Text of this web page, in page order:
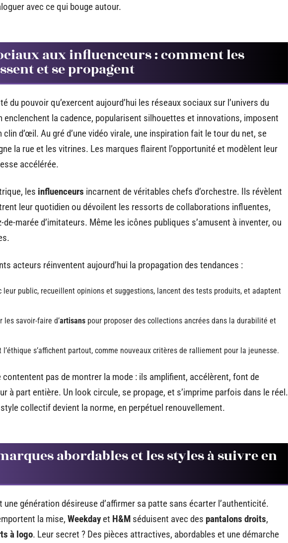
avec ce qui bouge autour.
aux influenceurs : comment les
et se propagent
du pouvoir qu’exercent aujourd’hui les réseaux sociaux sur l’univers du
enclenchent la cadence, popularisent silhouettes et innovations, imposent
clin d’œil. Au gré d’une vidéo virale, une inspiration fait le tour du net, se
la rue et les vitrines. Les marques flairent l’opportunité et modèlent leur
accélérée.
les influenceurs incarnent de véritables chefs d’orchestre. Ils révèlent
leur quotidien ou dévoilent les ressorts de collaborations influentes,
marée d’imitateurs. Même les icônes publiques s’amusent à inventer, ou
acteurs réinventent aujourd’hui la propagation des tendances :
leur public, recueillent opinions et suggestions, lancent des tests produits, et adaptent
les savoir-faire d’artisans pour proposer des collections ancrées dans la durabilité et
l’éthique s’affichent partout, comme nouveaux critères de ralliement pour la jeunesse.
contentent pas de montrer la mode : ils amplifient, accélèrent, font de
à part entière. Un look circule, se propage, et s’imprime parfois dans le réel.
collectif devient la norme, en perpétuel renouvellement.
abordables et les styles à suivre en
une génération désireuse d’affirmer sa patte sans écarter l’authenticité.
la mise, Weekdayet H&M séduisent avec des pantalons droits,
à logo. Leur secret ? Des pièces attractives, abordables et une démarche